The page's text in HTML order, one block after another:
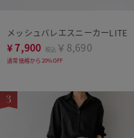
メッシュバレエスニーカーLITE
¥7,900 税込 ￥8,690
通常価格から20%OFF